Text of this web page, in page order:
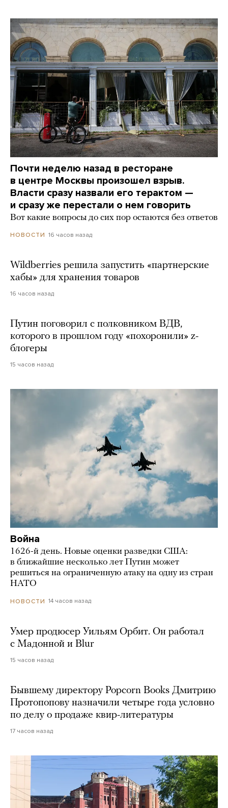
Почти неделю назад в ресторане
в центре Москвы произошел взрыв.
Власти сразу назвали его терактом —
и сразу же перестали о нем говорить
Вот какие вопросы до сих пор остаются без ответов
НОВОСТИ 16 часов назад
Wildberries решила запустить «партнерские
хабы» для хранения товаров
16 часов назад
Путин поговорил с полковником ВДВ,
которого в прошлом году «похоронили» z-
блогеры
15 часов назад
Война
1626-й день. Новые оценки разведки США:
в ближайшие несколько лет Путин может
решиться на ограниченную атаку на одну из стран
НАТО
НОВОСТИ 14 часов назад
Умер продюсер Уильям Орбит. Он работал
с Мадонной и Blur
15 часов назад
Бывшему директору Popcorn Books Дмитрию
Протопопову назначили четыре года условно
по делу о продаже квир-литературы
17 часов назад